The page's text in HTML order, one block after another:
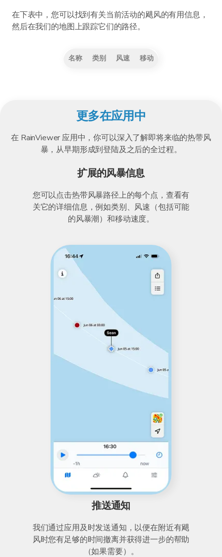
在下表中，您可以找到有关当前活动的飓风的有用信息，
然后在我们的地图上跟踪它们的路径。
名称 类别 风速 移动
更多在应用中
在 RainViewer 应用中，你可以深入了解即将来临的热带风
暴，从早期形成到登陆及之后的全过程。
扩展的风暴信息
您可以点击热带风暴路径上的每个点，查看有
关它的详细信息，例如类别、风速（包括可能
的风暴潮）和移动速度。
推送通知
我们通过应用及时发送通知，以便在附近有飓
风时您有足够的时间撤离并获得进一步的帮助
（如果需要）。